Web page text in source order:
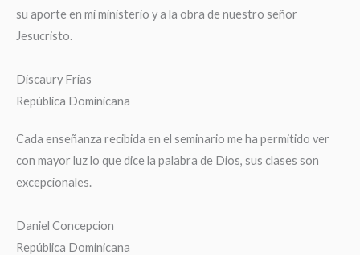
su aporte en mi ministerio y a la obra de nuestro señor
Jesucristo.
Discaury Frias
República Dominicana
Cada enseñanza recibida en el seminario me ha permitido ver
con mayor luz lo que dice la palabra de Dios, sus clases son
excepcionales.
Daniel Concepcion
República Dominicana